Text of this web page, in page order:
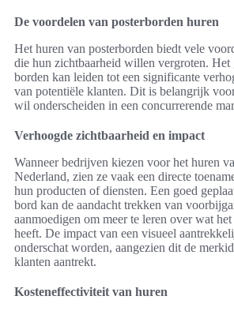
De voordelen van posterborden huren
Het huren van posterborden biedt vele
die hun zichtbaarheid willen vergroten. Het
borden kan leiden tot een significante
van potentiële klanten. Dit is belangrijk
wil onderscheiden in een concurrerende
Verhoogde zichtbaarheid en impact
Wanneer bedrijven kiezen voor het huren
Nederland, zien ze vaak een directe
hun producten of diensten. Een goed
bord kan de aandacht trekken van
aanmoedigen om meer te leren over wat
heeft. De impact van een visueel
onderschat worden, aangezien dit de
klanten aantrekt.
Kosteneffectiviteit van huren